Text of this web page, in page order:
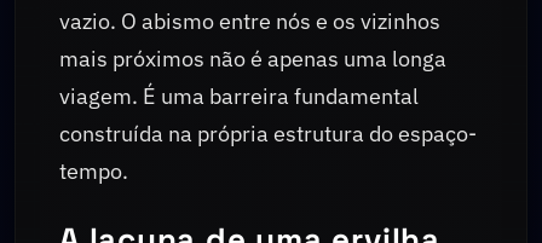
vazio. O abismo entre nós e os vizinhos
mais próximos não é apenas uma longa
viagem. É uma barreira fundamental
construída na própria estrutura do espaço-
tempo.